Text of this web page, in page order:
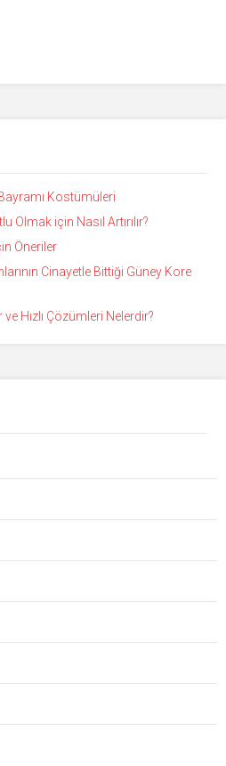
Kostümüleri
için Nasıl Artırılır?
Öneriler
Cinayetle Bittiği Güney Kore
Hızlı Çözümleri Nelerdir?